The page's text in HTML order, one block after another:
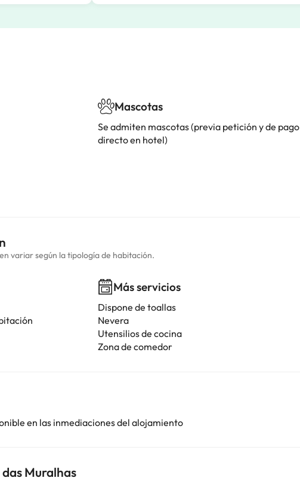
Mascotas
Se admiten mascotas (previa petición y de pago
directo en hotel)
variar según la tipología de habitación.
Más servicios
Dispone de toallas
Nevera
Utensilios de cocina
Zona de comedor
en las inmediaciones del alojamiento
Muralhas